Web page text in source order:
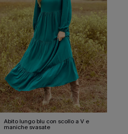
Abito lungo blu con scollo a V e
maniche svasate